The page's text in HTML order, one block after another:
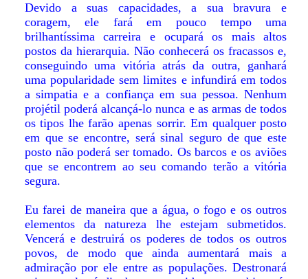
Devido a suas capacidades, a sua bravura e
coragem, ele fará em pouco tempo uma
brilhantíssima carreira e ocupará os mais altos
postos da hierarquia. Não conhecerá os fracassos e,
conseguindo uma vitória atrás da outra, ganhará
uma popularidade sem limites e infundirá em todos
a simpatia e a confiança em sua pessoa. Nenhum
projétil poderá alcançá-lo nunca e as armas de todos
os tipos lhe farão apenas sorrir. Em qualquer posto
em que se encontre, será sinal seguro de que este
posto não poderá ser tomado. Os barcos e os aviões
que se encontrem ao seu comando terão a vitória
segura.
Eu farei de maneira que a água, o fogo e os outros
elementos da natureza lhe estejam submetidos.
Vencerá e destruirá os poderes de todos os outros
povos, de modo que ainda aumentará mais a
admiração por ele entre as populações. Destronará